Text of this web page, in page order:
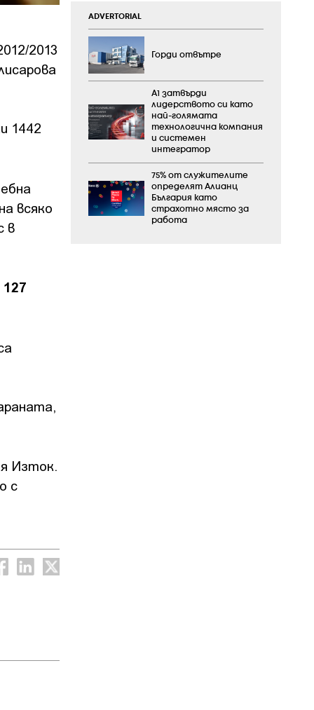
2013
1442
всяко
в
127
Изток.
с
ADVERTORIAL
Горди отвътре
А1 затвърди
лидерството си като
най-голямата
технологична компания
и системен
интегратор
75% от служителите
определят Алианц
България като
страхотно място за
работа